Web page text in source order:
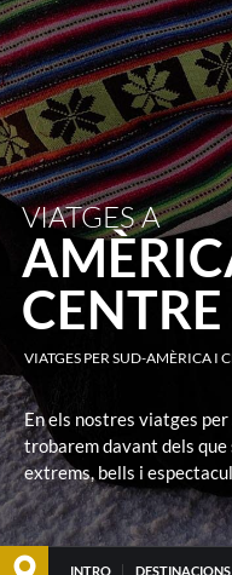
VIATGES A
CENTRE
VIATGES PER SUD-AMÈRICA I
En els nostres viatges
trobarem davant dels
extrems, bells i
INTRO DESTINACIONS